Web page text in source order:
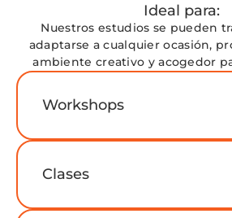
Ideal para:
Nuestros estudios se pueden
adaptarse a cualquier ocasión,
ambiente creativo y acogedor
Workshops
Clases